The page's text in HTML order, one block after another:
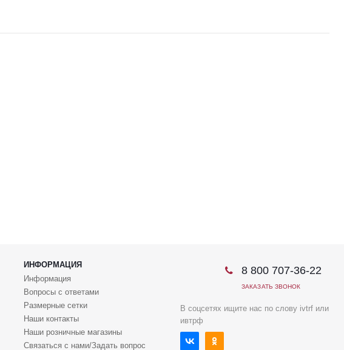
ИНФОРМАЦИЯ
Информация
Вопросы с ответами
Размерные сетки
Наши контакты
Наши розничные магазины
Связаться с нами/Задать вопрос
8 800 707-36-22
ЗАКАЗАТЬ ЗВОНОК
В соцсетях ищите нас по слову ivtrf или
ивтрф